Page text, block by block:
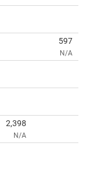
597
N/A
2,398
N/A